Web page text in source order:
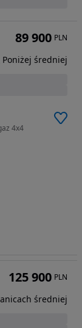
4x4
89 900 PLN
Poniżej średniej
125 900 PLN
średniej